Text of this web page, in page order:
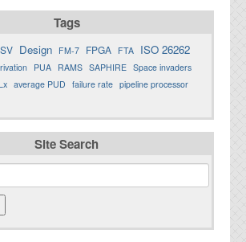
Tags
Design FM-7 FPGA FTA ISO 26262
PUA RAMS SAPHIRE Space invaders
average PUD failure rate pipeline processor
Site Search